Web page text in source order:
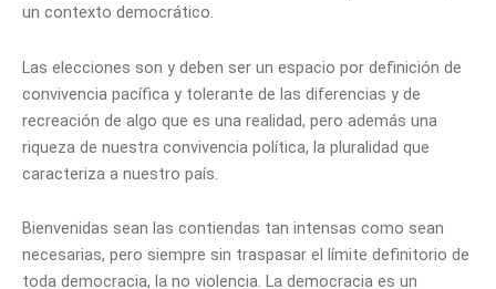
un contexto democrático.
Las elecciones son y deben ser un espacio por definición de
convivencia pacífica y tolerante de las diferencias y de
recreación de algo que es una realidad, pero además una
riqueza de nuestra convivencia política, la pluralidad que
caracteriza a nuestro país.
Bienvenidas sean las contiendas tan intensas como sean
necesarias, pero siempre sin traspasar el límite definitorio de
toda democracia, la no violencia. La democracia es un